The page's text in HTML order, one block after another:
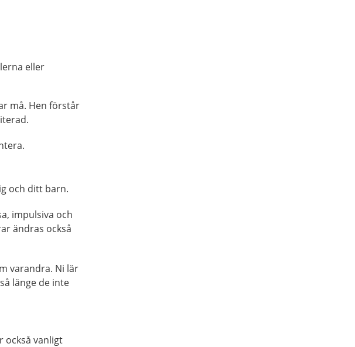
eller
må. Hen förstår
och ditt barn.
impulsiva och
ändras också
varandra. Ni lär
länge de inte
också vanligt